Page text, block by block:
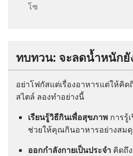
โซ
ทบทวน: จะ​ลด​น้ำหนัก​ยั
อย่า​โฟกัส​แต่​เรื่อง​อาหาร​แต่​ให้​คิด​
สไตล์ ลอง​ทำ​อย่าง​นี้
เรียน​รู้​วิธี​กิน​เพื่อ​สุขภาพ การ​รู้​
ช่วย​ให้​คุณ​กิน​อาหาร​อย่าง​สมดุ
ออก​กำลัง​กาย​เป็น​ประจำ คิด​ถึ